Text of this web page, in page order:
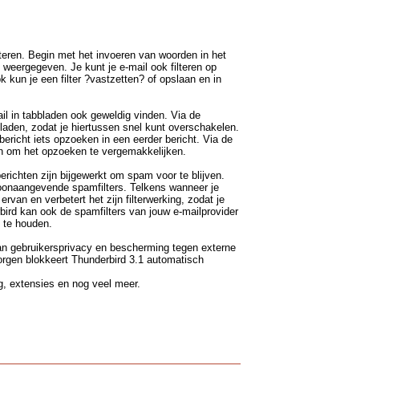
Begin met het invoeren van woorden in het
Je kunt je e-mail ook filteren op
kun je een filter ?vastzetten? of opslaan en in
in tabbladen ook geweldig vinden. Via de
zodat je hiertussen snel kunt overschakelen.
iets opzoeken in een eerder bericht. Via de
om het opzoeken te vergemakkelijken.
zijn bijgewerkt om spam voor te blijven.
spamfilters. Telkens wanneer je
en verbetert het zijn filterwerking, zodat je
kan ook de spamfilters van jouw e-mailprovider
houden.
gebruikersprivacy en bescherming tegen externe
blokkeert Thunderbird 3.1 automatisch
extensies en nog veel meer.